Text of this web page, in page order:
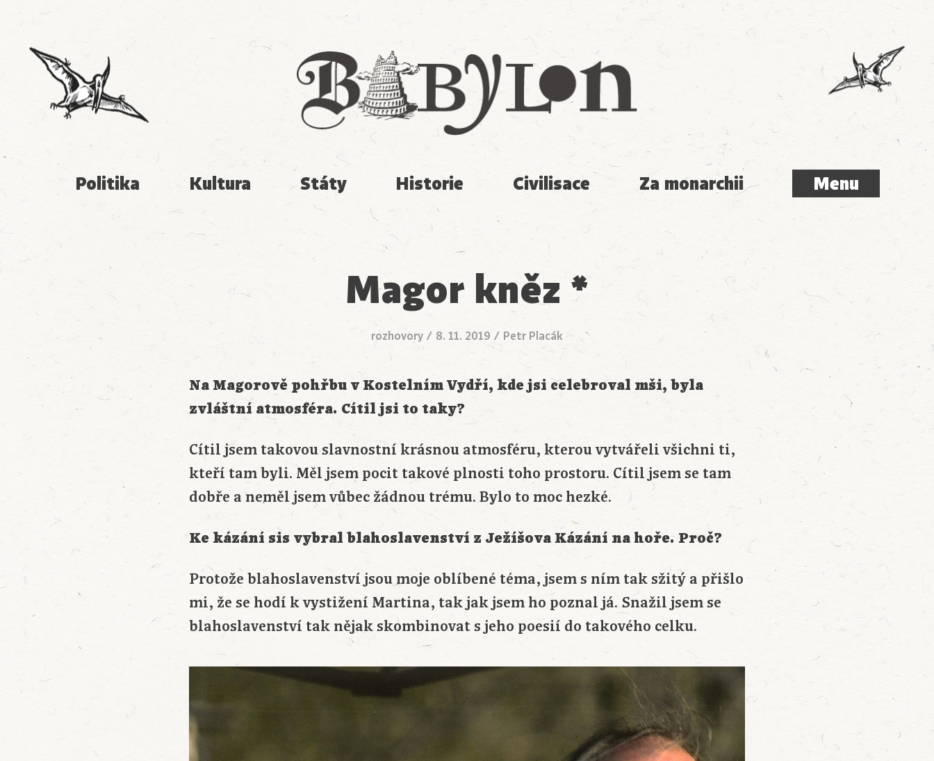
Babylon
Politika Kultura Státy Historie Civilisace Za monarchii Menu
Menu
Magor kněz *
rozhovory / 8. 11. 2019 / Petr Placák
Na Magorově pohřbu v Kostelním Vydří, kde jsi celebroval mši, byla
zvláštní atmosféra. Cítil jsi to taky?
Cítil jsem takovou slavnostní krásnou atmosféru, kterou vytvářeli všichni ti,
kteří tam byli. Měl jsem pocit takové plnosti toho prostoru. Cítil jsem se tam
dobře a neměl jsem vůbec žádnou trému. Bylo to moc hezké.
Ke kázání sis vybral blahoslavenství z Ježíšova Kázání na hoře. Proč?
Protože blahoslavenství jsou moje oblíbené téma, jsem s ním tak sžitý a přišlo
mi, že se hodí k vystižení Martina, tak jak jsem ho poznal já. Snažil jsem se
blahoslavenství tak nějak skombinovat s jeho poesií do takového celku.